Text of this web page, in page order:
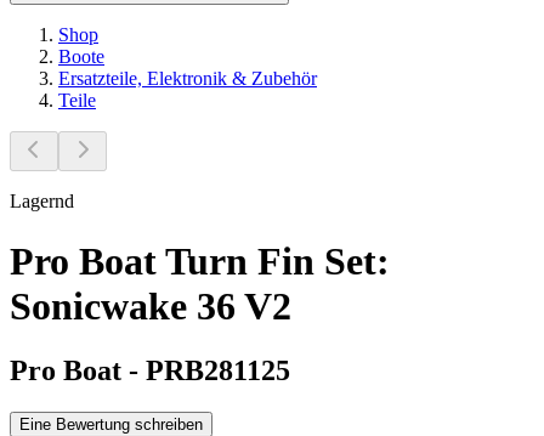
Shop
Boote
Ersatzteile, Elektronik & Zubehör
Teile
Lagernd
Pro Boat Turn Fin Set:
Sonicwake 36 V2
Pro Boat - PRB281125
Eine Bewertung schreiben